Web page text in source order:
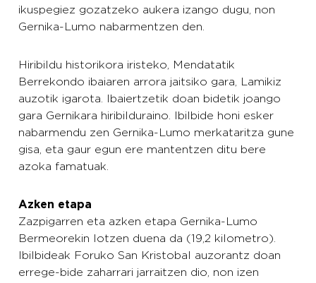
ikuspegiez gozatzeko aukera izango dugu, non
Gernika-Lumo nabarmentzen den.
Hiribildu historikora iristeko, Mendatatik
Berrekondo ibaiaren arrora jaitsiko gara, Lamikiz
auzotik igarota. Ibaiertzetik doan bidetik joango
gara Gernikara hiribilduraino. Ibilbide honi esker
nabarmendu zen Gernika-Lumo merkataritza gune
gisa, eta gaur egun ere mantentzen ditu bere
azoka famatuak.
Azken etapa
Zazpigarren eta azken etapa Gernika-Lumo
Bermeorekin lotzen duena da (19,2 kilometro).
Ibilbideak Foruko San Kristobal auzorantz doan
errege-bide zaharrari jarraitzen dio, non izen